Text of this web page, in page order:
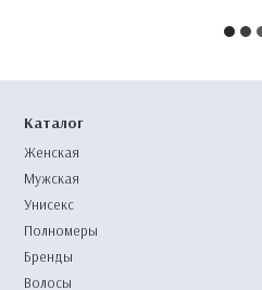
Каталог
Женская
Мужская
Унисекс
Полномеры
Бренды
Волосы